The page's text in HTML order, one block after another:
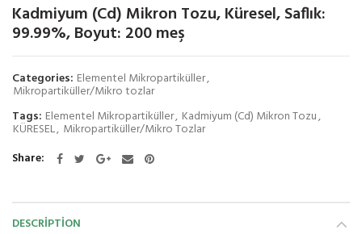
Kadmiyum (Cd) Mikron Tozu, Küresel, Saflık:
99.99%, Boyut: 200 meş
Categories: Elementel Mikropartiküller,
Mikropartiküller/Mikro tozlar
Tags: Elementel Mikropartiküller, Kadmiyum (Cd) Mikron Tozu,
KÜRESEL, Mikropartiküller/Mikro Tozlar
Share
DESCRIPTION